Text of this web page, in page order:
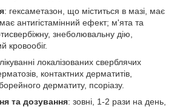
: гексаметазон, що міститься в мазі, має
антигістамінний ефект; м'ята та
знеболювальну дію,
кровообіг.
локалізованих сверблячих
контактних дерматитів,
дерматиту, псоріазу.
та дозування: зовні, 1-2 рази на день,